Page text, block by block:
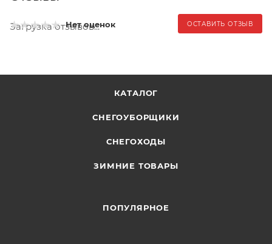
Нет оценок ОСТАВИТЬ ОТЗЫВ
Загрузка отзывов...
КАТАЛОГ
СНЕГОУБОРЩИКИ
СНЕГОХОДЫ
ЗИМНИЕ ТОВАРЫ
ПОПУЛЯРНОЕ